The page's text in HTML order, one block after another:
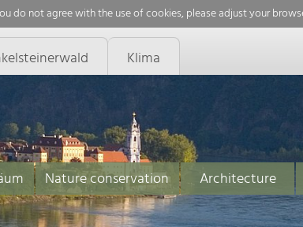
do not agree with the use of cookies, please adjust your
Klima
Nature conservation Architecture